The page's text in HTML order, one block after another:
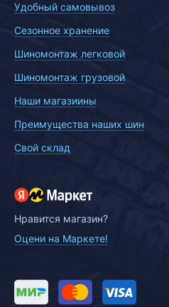
Удобный самовывоз
Сезонное хранение
Шиномонтаж легковой
Шиномонтаж грузовой
Наши магазиины
Преимущества наших шин
Свой склад
Нравится магазин?
Оцени на Маркете!